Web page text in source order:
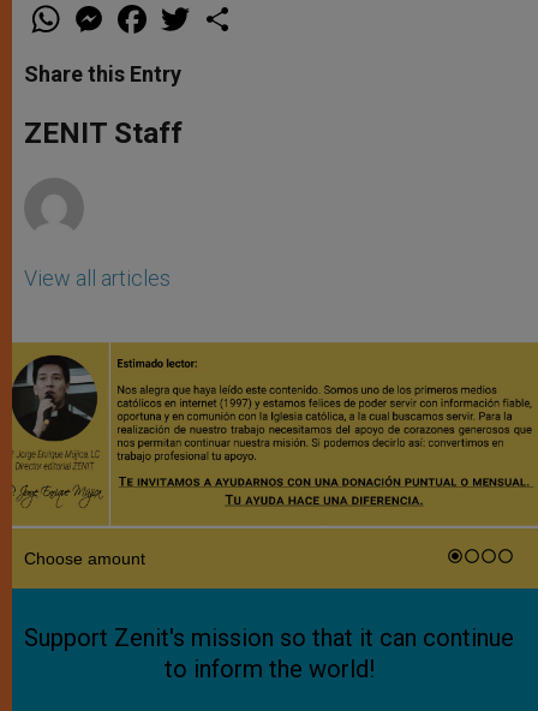
W
t
s
p
p
M
e
s
e
g
e
F
a
e
b
o
k
w
Share this Entry
ZENIT Staff
View all articles